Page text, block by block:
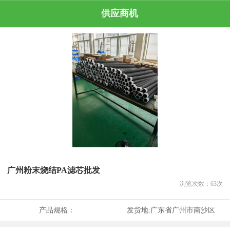
供应商机
广州粉末烧结PA滤芯批发
浏览次数： 63次
产品规格： 发货地:广东省广州市南沙区